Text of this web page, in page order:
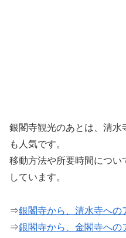
銀閣寺観光のあとは、清水
も人気です。
移動方法や所要時間につい
しています。
⇒銀閣寺から、清水寺への
⇒銀閣寺から、金閣寺への